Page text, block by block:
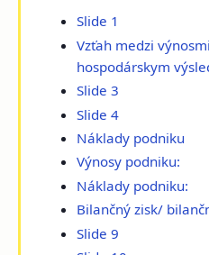
Slide 1
Vzťah medzi
hospodárskym
Slide 3
Slide 4
Náklady podniku
Výnosy podniku:
Náklady podniku:
Bilančný zisk/
Slide 9